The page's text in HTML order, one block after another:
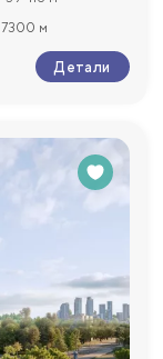
7300 м
Детали